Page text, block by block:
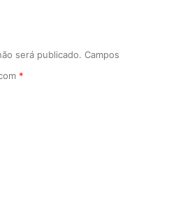
será publicado. Campos
*